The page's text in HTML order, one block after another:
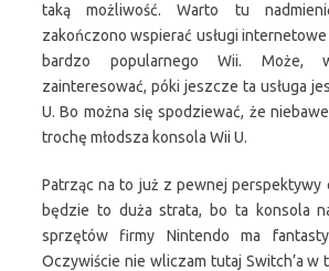
taką możliwość. Warto tu
zakończono wspierać usługi
bardzo popularnego Wii. Może,
zainteresować, póki jeszcze ta usługa
U. Bo można się spodziewać, że
trochę młodsza konsola Wii U.
Patrząc na to już z pewnej perspektywy
będzie to duża strata, bo ta konsola
sprzętów firmy Nintendo ma
Oczywiście nie wliczam tutaj Switch’a w